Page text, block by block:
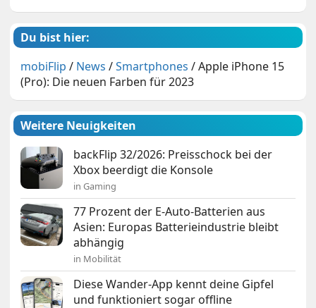
Du bist hier:
mobiFlip / News /Smartphones /Apple iPhone 15
(Pro): Die neuen Farben für 2023
Weitere Neuigkeiten
backFlip 32/2026: Preisschock bei der
Xbox beerdigt die Konsole
in Gaming
77 Prozent der E-Auto-Batterien aus
Asien: Europas Batterieindustrie bleibt
abhängig
in Mobilität
Diese Wander-App kennt deine Gipfel
und funktioniert sogar offline